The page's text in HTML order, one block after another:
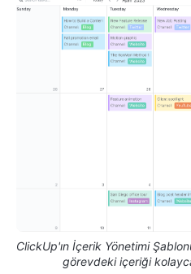
ClickUp'ın İçerik Yönetimi
görevdeki içeriği